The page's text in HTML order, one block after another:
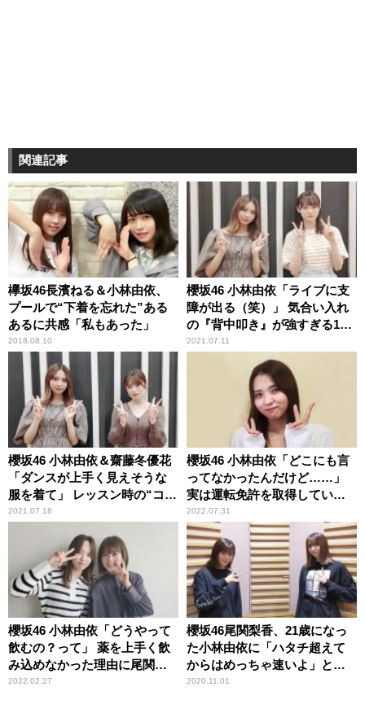
関連記事
欅坂46長濱ねる＆小林由依、
プールで“下着を忘れた”ある
あるに共感「私もあった」
2018.08.10
櫻坂46 小林由依「ライブに支
障が出る（笑）」 気合い入れ
の『背中叩き』が強すぎる1期
生メンバーを2期生・増本綺良
2021.07.11
櫻坂46 小林由依＆齋藤冬優花
「ダンスが上手く見えそうな
服を着て」 レッスン時の“コ
ツ”を語る
2021.07.18
櫻坂46 小林由依「どこにも言
ってなかったんだけど……」
実は運転免許を取得していた
ことを初告白
2022.07.31
櫻坂46 小林由依「どうやって
飲むの？って」 薬を上手く飲
み込めなかった理由に尾関梨
香も納得
2022.02.27
櫻坂46尾関梨香、21歳になっ
た小林由依に「ハタチ超えて
からはめっちゃ速いよ」と実
感込めてアドバイス？
2020.11.01